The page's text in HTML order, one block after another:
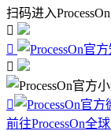
扫码进入




前往ProcessOn全